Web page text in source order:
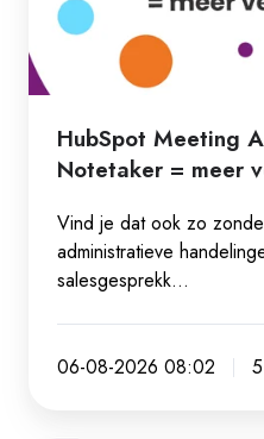
Notetaker
=
meer
HubSpot Meeting
Notetaker = meer
Vind je dat ook zo
administratieve
salesgesprekk…
06-08-2026 08:02